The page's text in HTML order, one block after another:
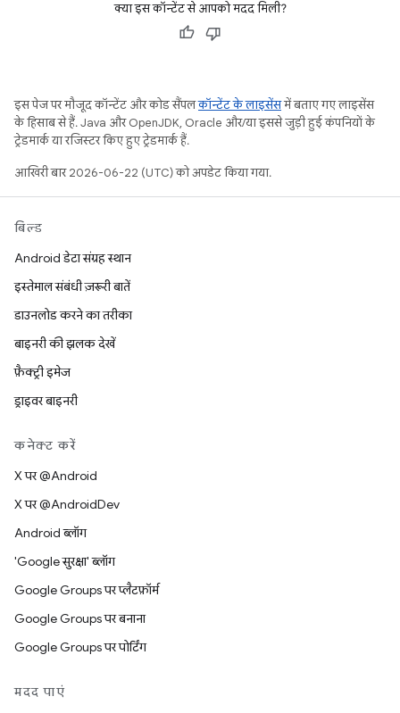
क्या इस कॉन्टेंट से आपको मदद मिली?
इस पेज पर मौजूद कॉन्टेंट और कोड सैंपलकॉन्टेंट के लाइसेंसमें बताए गए लाइसेंस
के हिसाब से हैं. Java और OpenJDK, Oracle और/या इससे जुड़ी हुई कंपनियों के
ट्रेडमार्क या रजिस्टर किए हुए ट्रेडमार्क हैं.
आखिरी बार 2026-06-22 (UTC) को अपडेट किया गया.
बिल्ड
Android डेटा संग्रह स्थान
इस्तेमाल संबंधी ज़रूरी बातें
डाउनलोड करने का तरीका
बाइनरी की झलक देखें
फ़ैक्ट्री इमेज
ड्राइवर बाइनरी
कनेक्ट करें
X पर @Android
X पर @AndroidDev
Android ब्लॉग
'Google सुरक्षा' ब्लॉग
Google Groups पर प्लैटफ़ॉर्म
Google Groups पर बनाना
Google Groups पर पोर्टिंग
मदद पाएं